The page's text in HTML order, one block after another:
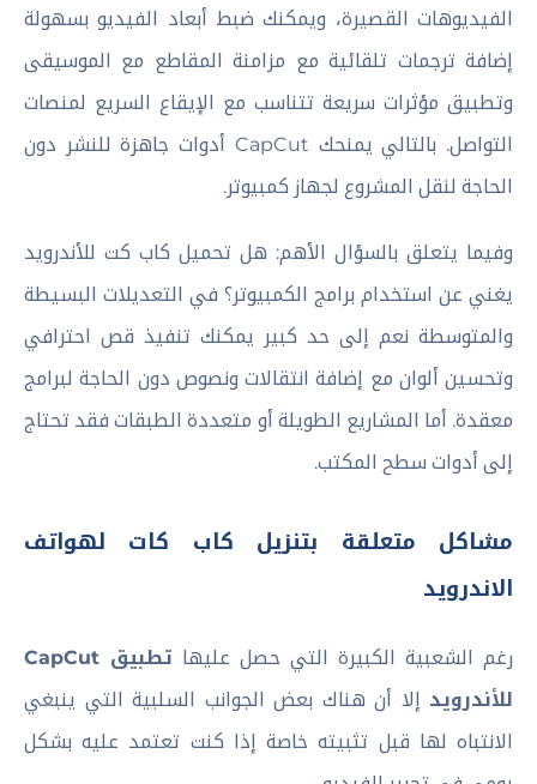
الفيديوهات القصيرة، ويمكنك ضبط أبعاد الفيديو بسهولة
إضافة ترجمات تلقائية مع مزامنة المقاطع مع الموسيقى
وتطبيق مؤثرات سريعة تتناسب مع الإيقاع السريع لمنصات
التواصل. بالتالي يمنحك CapCut أدوات جاهزة للنشر دون
الحاجة لنقل المشروع لجهاز كمبيوتر.
وفيما يتعلق بالسؤال الأهم: هل تحميل كاب كت للأندرويد
يغني عن استخدام برامج الكمبيوتر؟ في التعديلات البسيطة
والمتوسطة نعم إلى حد كبير يمكنك تنفيذ قص احترافي
وتحسين ألوان مع إضافة انتقالات ونصوص دون الحاجة لبرامج
معقدة. أما المشاريع الطويلة أو متعددة الطبقات فقد تحتاج
إلى أدوات سطح المكتب.
مشاكل متعلقة بتنزيل كاب كات لهواتف
الاندرويد
رغم الشعبية الكبيرة التي حصل عليها
تطبيق CapCut
للأندرويد إلا أن هناك بعض الجوانب السلبية التي ينبغي
الانتباه لها قبل تثبيته خاصة إذا كنت تعتمد عليه بشكل